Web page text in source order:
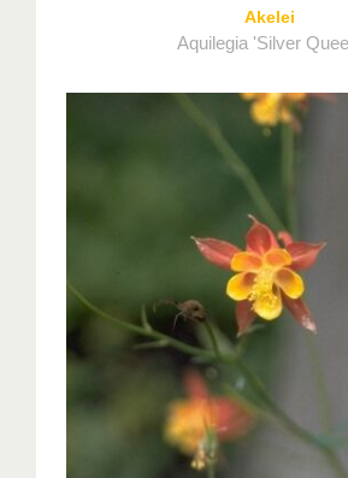
Akelei
Aquilegia 'Silver